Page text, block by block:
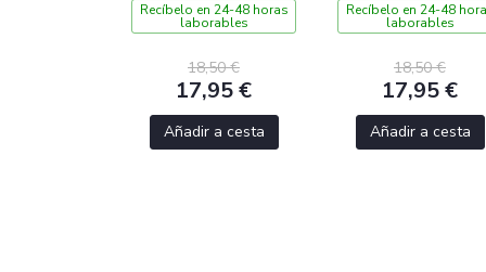
Recíbelo en 24-48 horas
laborables
18,50 €
17,95 €
Añadir a cesta
Recíbelo en 24-48
laborables
18,50 €
17,95 €
Añadir a cesta